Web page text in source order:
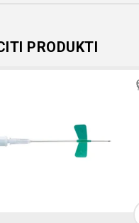
PRODUKTI